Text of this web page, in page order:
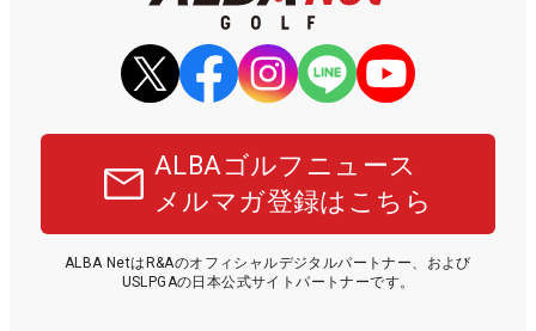
ALBAゴルフニュース
メルマガ登録はこちら
ALBA NetはR&Aのオフィシャルデジタルパートナー、および
USLPGAの日本公式サイトパートナーです。